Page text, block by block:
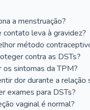
a menstruação?
contato leva à gravidez?
método
contra as DSTs?
os sintomas da TPM?
dor durante a relação
exames para DSTs?
vaginal é normal?